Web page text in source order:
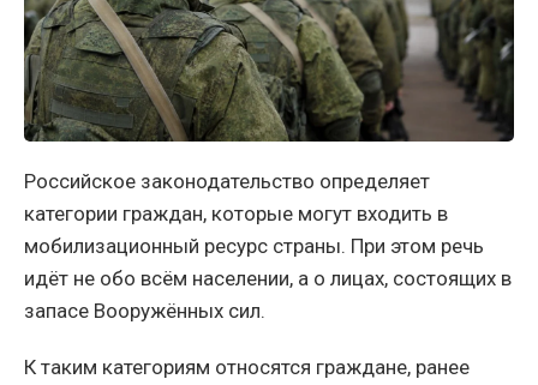
Российское законодательство определяет
категории граждан, которые могут входить в
мобилизационный ресурс страны. При этом речь
идёт не обо всём населении, а о лицах, состоящих в
запасе Вооружённых сил.
К таким категориям относятся граждане, ранее